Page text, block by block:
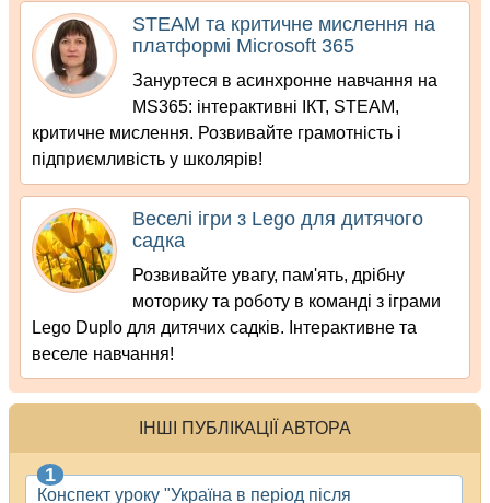
STEAM та критичне мислення на
платформі Microsoft 365
Зануртеся в асинхронне навчання на
MS365: інтерактивні ІКТ, STEAM,
критичне мислення. Розвивайте грамотність і
підприємливість у школярів!
Веселі ігри з Lego для дитячого
садка
Розвивайте увагу, пам'ять, дрібну
моторику та роботу в команді з іграми
Lego Duplo для дитячих садків. Інтерактивне та
веселе навчання!
ІНШІ ПУБЛІКАЦІЇ АВТОРА
Конспект уроку "Україна в період після